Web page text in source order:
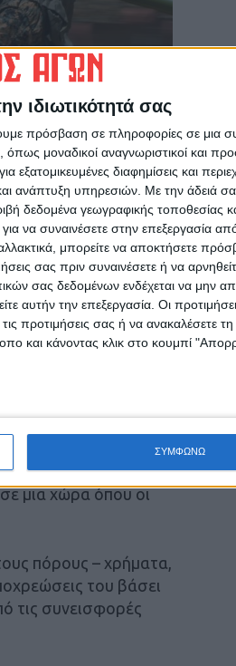
ιδιωτικότητά σας
πρόσβαση σε πληροφορίες σε μια
μοναδικοί αναγνωριστικοί και
διαφημίσεις και
ανάπτυξη υπηρεσιών. Με την άδειά
δεδομένα γεωγραφικής τοποθεσίας
να συναινέσετε στην επεξεργασία
μπορείτε να αποκτήσετε
σας πριν συναινέσετε ή να
σας δεδομένων ενδέχεται να μην
αυτήν την επεξεργασία. Οι
προτιμήσεις σας ή να ανακαλέσετε
και κάνοντας κλικ στο κουμπί
ΣΥΜΦΩΝΩ
Ammar)
αναμένεται να
να αναπτύξει
επιβολή της
αν
σε μια χώρα όπου οι
πόρους – χρήματα,
του βάσει
τις συνεισφορές